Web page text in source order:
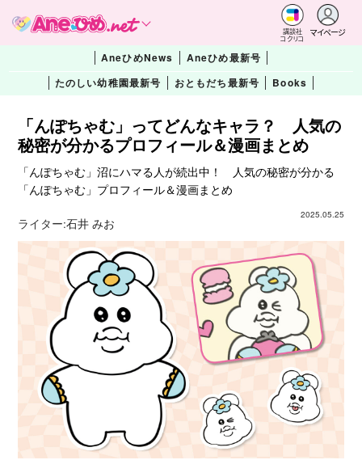
講談社
コクリコ
マイページ
AneひめNews
Aneひめ最新号
たのしい幼稚園最新号
おともだち最新号 Books
「んぽちゃむ」ってどんなキャラ？ 人気の
秘密が分かるプロフィール＆漫画まとめ
「んぽちゃむ」沼にハマる人が続出中！ 人気の秘密が分かる
「んぽちゃむ」プロフィール＆漫画まとめ
2025.05.25
ライター:石井 みお